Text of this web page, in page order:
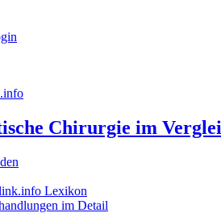
Chirurgie im
Lexikon
im Detail